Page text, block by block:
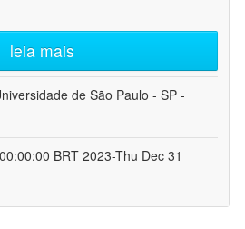
leia mais
de São Paulo - SP -
BRT 2023-Thu Dec 31